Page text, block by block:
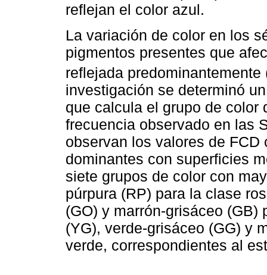
reflejan el color azul.
La variación de color en los
pigmentos presentes que
reflejada predominantemente
investigación se determinó
que calcula el grupo de color
frecuencia observado en las
observan los valores de
dominantes con superficies
siete grupos de color con
púrpura (RP) para la clase
(GO) y marrón-grisáceo
(YG), verde-grisáceo (GG) y
verde, correspondientes al